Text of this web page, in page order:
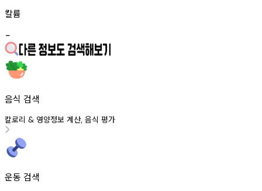
칼륨
-
음식 검색
칼로리 & 영양정보 계산, 음식 평가
운동 검색